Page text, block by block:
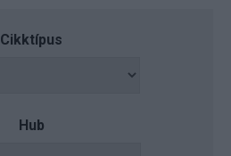
Cikktípus
Hub